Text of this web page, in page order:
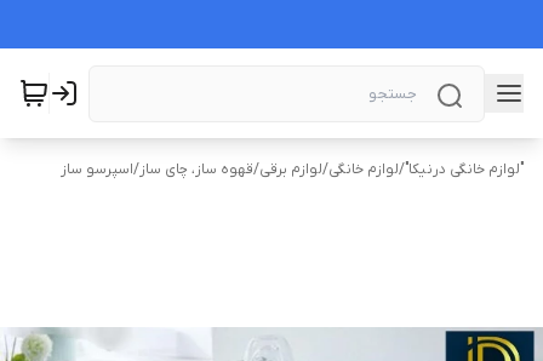
"لوازم خانگی درنیکا"/لوازم خانگی/لوازم برقی/قهوه ساز، چای ساز/اسپرسو ساز